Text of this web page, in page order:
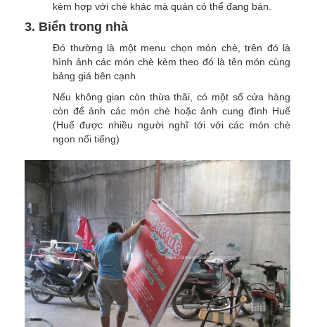
kèm hợp với chè khác mà quán có thể đang bán.
3. Biển trong nhà
Đó thường là một menu chọn món chè, trên đó là
hình ảnh các món chè kèm theo đó là tên món cùng
bảng giá bên cạnh
Nếu không gian còn thừa thãi, có một số cửa hàng
còn để ảnh các món chè hoặc ảnh cung đình Huế
(Huế được nhiều người nghĩ tới với các món chè
ngon nổi tiếng)